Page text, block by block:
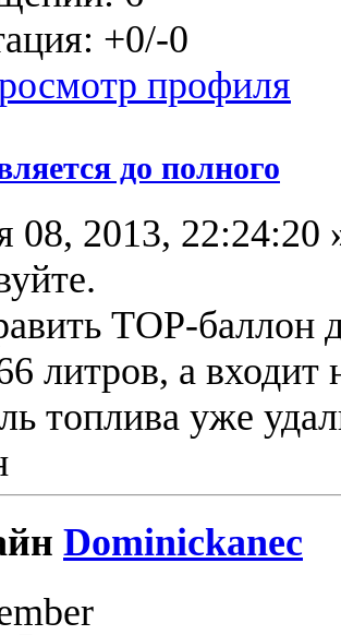
+0/-0
до полного
08, 2013, 22:24:20
ТОР-баллон
литров, а входит
топлива уже
Dominickanec